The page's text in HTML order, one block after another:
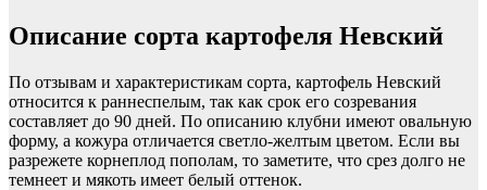
Описание сорта картофеля Невский
По отзывам и характеристикам сорта, картофель Невский
относится к раннеспелым, так как срок его созревания
составляет до 90 дней. По описанию клубни имеют овальную
форму, а кожура отличается светло-желтым цветом. Если вы
разрежете корнеплод пополам, то заметите, что срез долго не
темнеет и мякоть имеет белый оттенок.